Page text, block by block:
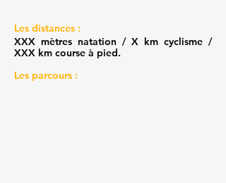
Les distances :
XXX mètres natation / X km cyclisme /
XXX km course à pied.​
Les parcours :